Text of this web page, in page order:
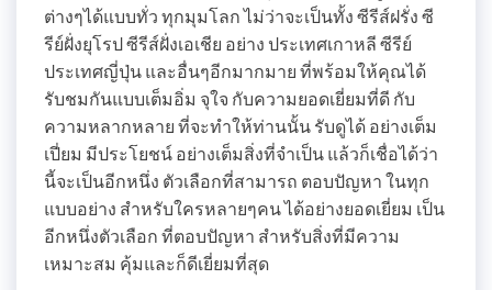
ต่างๆได้แบบทั่ว ทุกมุมโลก ไม่ว่าจะเป็นทั้ง ซีรีส์ฝรั่ง ซี
รีย์ฝั่งยุโรป ซีรีส์ฝั่งเอเชีย อย่าง ประเทศเกาหลี ซีรีย์
ประเทศญี่ปุ่น และอื่นๆอีกมากมาย ที่พร้อมให้คุณได้
รับชมกันแบบเต็มอิ่ม จุใจ กับความยอดเยี่ยมที่ดี กับ
ความหลากหลาย ที่จะทำให้ท่านนั้น รับดูได้ อย่างเต็ม
เปี่ยม มีประโยชน์ อย่างเต็มสิ่งที่จำเป็น แล้วก็เชื่อได้ว่า
นี้จะเป็นอีกหนึ่ง ตัวเลือกที่สามารถ ตอบปัญหา ในทุก
แบบอย่าง สำหรับใครหลายๆคน ได้อย่างยอดเยี่ยม เป็น
อีกหนึ่งตัวเลือก ที่ตอบปัญหา สำหรับสิ่งที่มีความ
เหมาะสม คุ้มและก็ดีเยี่ยมที่สุด